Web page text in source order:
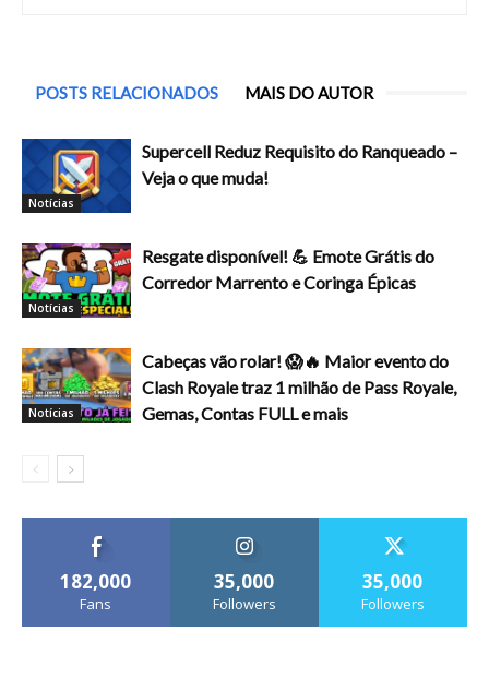
POSTS RELACIONADOS MAIS DO AUTOR
Notícias
Supercell Reduz Requisito do Ranqueado –
Veja o que muda!
Notícias
Resgate disponível! 💪 Emote Grátis do
Corredor Marrento e Coringa Épicas
Notícias
Cabeças vão rolar! 😱🔥 Maior evento do
Clash Royale traz 1 milhão de Pass Royale,
Gemas, Contas FULL e mais
182,000
Fans
35,000
Followers
35,000
Followers